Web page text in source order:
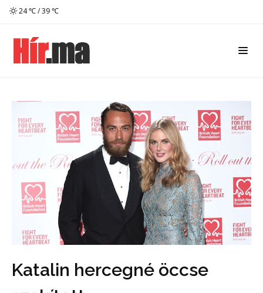
24 ℃ / 39 ℃
Katalin hercegné öccse